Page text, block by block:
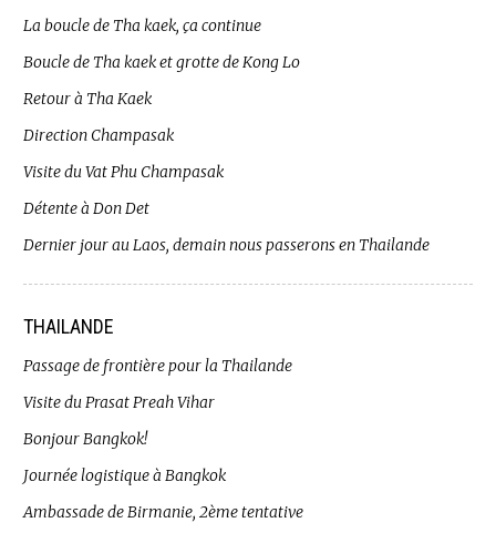
La boucle de Tha kaek, ça continue
Boucle de Tha kaek et grotte de Kong Lo
Retour à Tha Kaek
Direction Champasak
Visite du Vat Phu Champasak
Détente à Don Det
Dernier jour au Laos, demain nous passerons en Thailande
THAILANDE
Passage de frontière pour la Thailande
Visite du Prasat Preah Vihar
Bonjour Bangkok!
Journée logistique à Bangkok
Ambassade de Birmanie, 2ème tentative